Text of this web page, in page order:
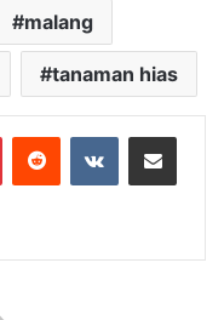
malang
tanaman hias
PinterestReddit VKontakteShare via Email